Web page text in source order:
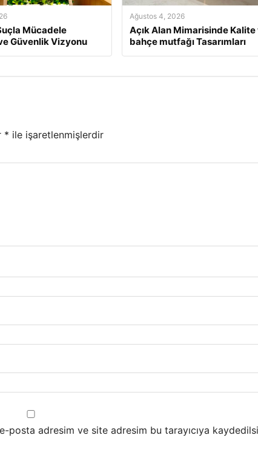
Mücadele
Güvenlik Vizyonu
Ağustos 4, 2026
Açık Alan Mimarisinde Kalite
bahçe mutfağı Tasarımları
* ile işaretlenmişlerdir
posta adresim ve site adresim bu tarayıcıya